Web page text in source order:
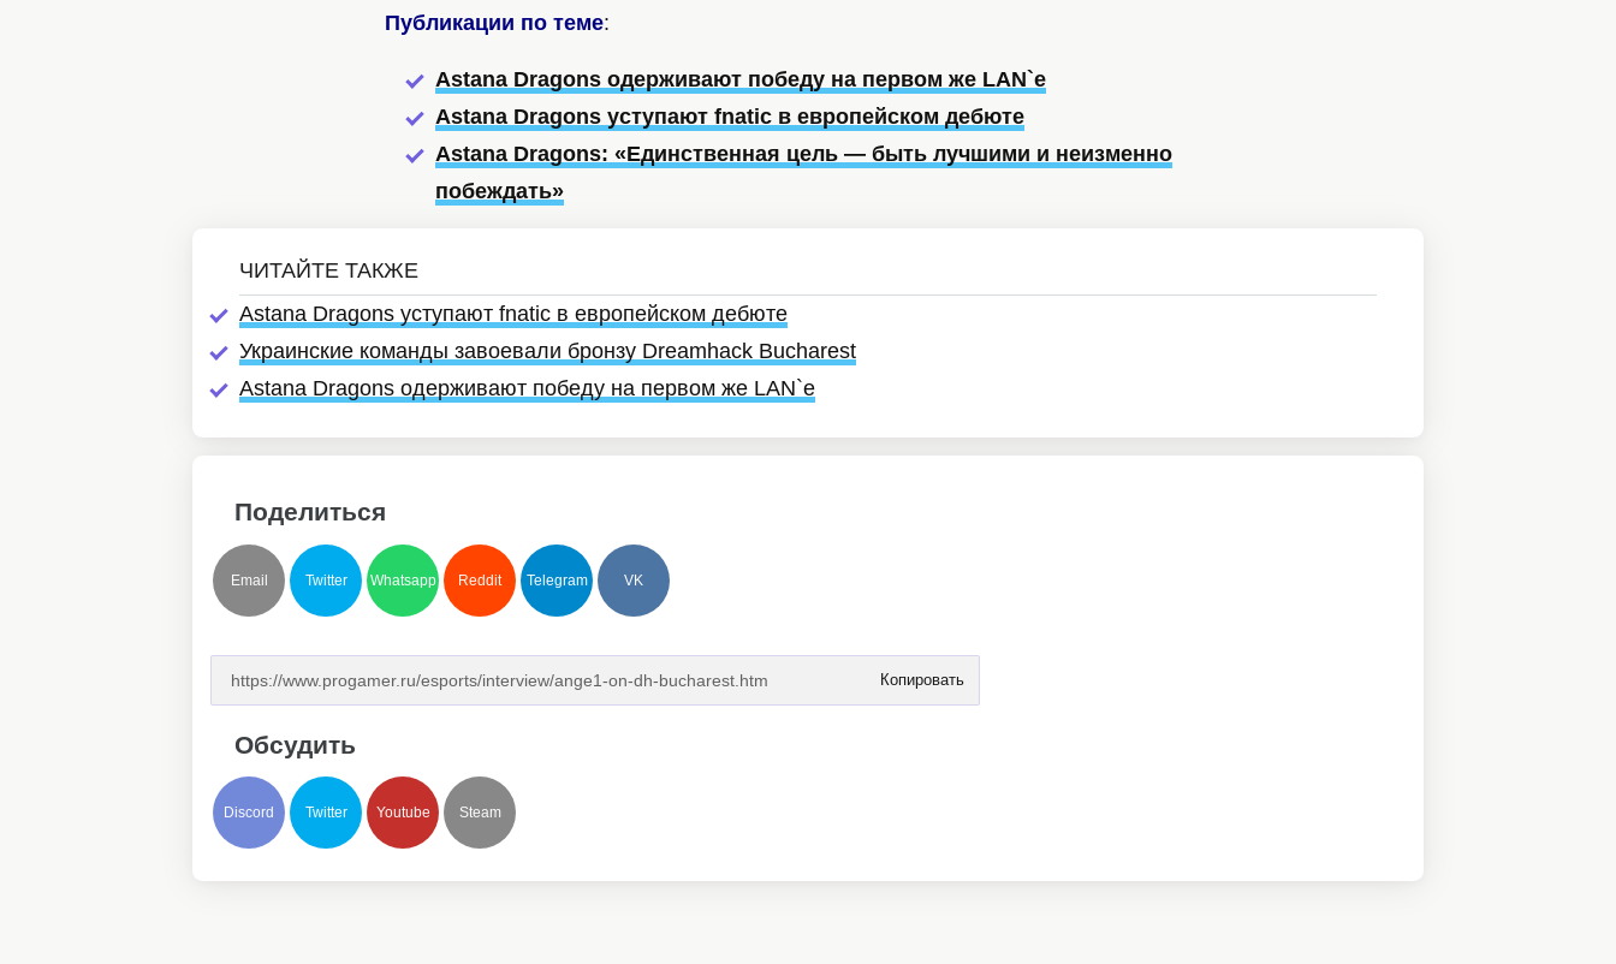
Публикации по теме:
Astana Dragons одерживают победу на первом же LAN`е
Astana Dragons уступают fnatic в европейском дебюте
Astana Dragons: «Единственная цель — быть лучшими и неизменно
побеждать»
Astana Dragons уступают fnatic в европейском дебюте
Украинские команды завоевали бронзу Dreamhack Bucharest
Astana Dragons одерживают победу на первом же LAN`е
Поделиться
Email Twitter Whatsapp Reddit Telegram VK
Копировать
Обсудить
Discord Twitter Youtube Steam